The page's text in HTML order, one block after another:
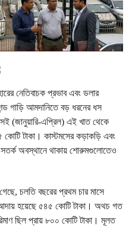
নেতিবাচক প্রভাব এবং ডলার
গাড়ি আমদানিতে বড় ধরনের ধস
(জানুয়ারি-এপ্রিল) এই খাত থেকে
টাকা। কাস্টমসের কড়াকড়ি এবং
সতর্ক অবস্থানে থাকায় শোরুমগুলোতেও
চলতি বছরের প্রথম চার মাসে
আদায় হয়েছে ৫৪৫ কোটি টাকা। অথচ গত
ছিল প্রায় ৮০০ কোটি টাকা। মূলত